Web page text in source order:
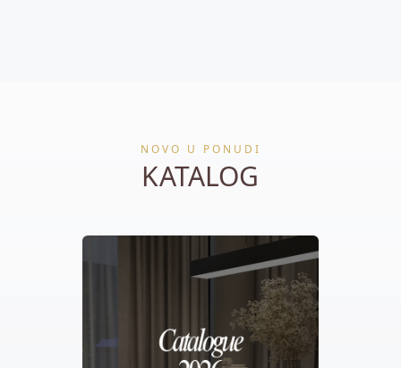
NOVO U PONUDI
KATALOG